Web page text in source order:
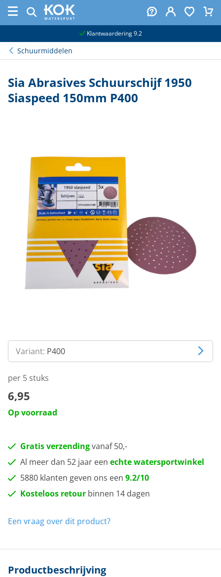
Klantwaardering 9.2
Schuurmiddelen
Sia Abrasives Schuurschijf 1950
Siaspeed 150mm P400
Variant: P400
per 5 stuks
6,95
Op voorraad
Gratis verzendingvanaf 50,-
Al meer dan 52 jaar een echte watersportwinkel
5880 klanten geven ons een 9.2/10
Kosteloos retour binnen 14 dagen
Een vraag over dit product?
Productbeschrijving